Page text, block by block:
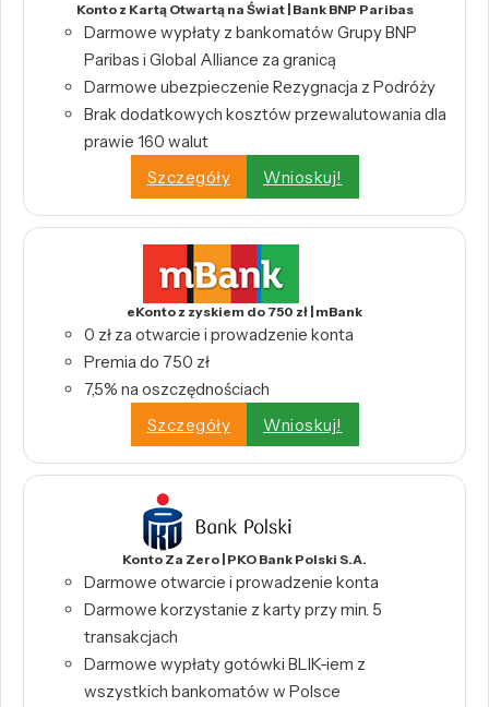
Konto z Kartą Otwartą na Świat | Bank BNP Paribas
Darmowe wypłaty z bankomatów Grupy BNP
Paribas i Global Alliance za granicą
Darmowe ubezpieczenie Rezygnacja z Podróży
Brak dodatkowych kosztów przewalutowania dla
prawie 160 walut
Szczegóły
Wnioskuj!
eKonto z zyskiem do 750 zł | mBank
0 zł za otwarcie i prowadzenie konta
Premia do 750 zł
7,5% na oszczędnościach
Szczegóły
Wnioskuj!
Konto Za Zero | PKO Bank Polski S.A.
Darmowe otwarcie i prowadzenie konta
Darmowe korzystanie z karty przy min. 5
transakcjach
Darmowe wypłaty gotówki BLIK-iem z
wszystkich bankomatów w Polsce